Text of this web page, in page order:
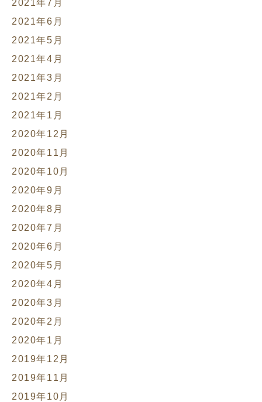
2021年7月
2021年6月
2021年5月
2021年4月
2021年3月
2021年2月
2021年1月
2020年12月
2020年11月
2020年10月
2020年9月
2020年8月
2020年7月
2020年6月
2020年5月
2020年4月
2020年3月
2020年2月
2020年1月
2019年12月
2019年11月
2019年10月